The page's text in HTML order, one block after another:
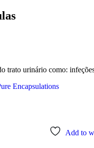
trato urinário como:
Encapsulations
Add to